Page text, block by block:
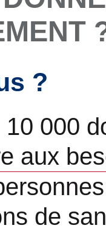
?
10 000
aux
de